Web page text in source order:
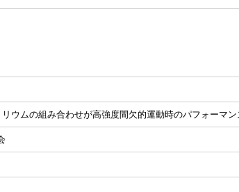
ウムの組み合わせが高強度間欠的運動時のパフォーマ